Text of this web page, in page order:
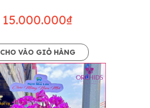
15.000.000₫
CHO VÀO GIỎ HÀNG